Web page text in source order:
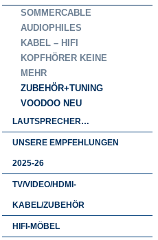
SOMMERCABLE
AUDIOPHILES
KABEL – HIFI
KOPFHÖRER KEINE
MEHR
ZUBEHÖR+TUNING
VOODOO NEU
LAUTSPRECHER…
UNSERE EMPFEHLUNGEN
2025-26
TV/VIDEO/HDMI-
KABEL/ZUBEHÖR
HIFI-MÖBEL